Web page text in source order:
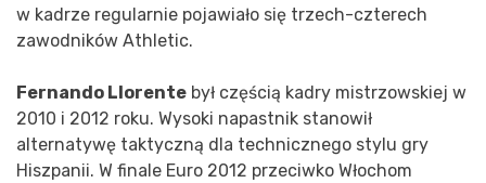
w kadrze regularnie pojawiało się trzech-czterech
zawodników Athletic.
Fernando Llorente był częścią kadry mistrzowskiej w
2010 i 2012 roku. Wysoki napastnik stanowił
alternatywę taktyczną dla technicznego stylu gry
Hiszpanii. W finale Euro 2012 przeciwko Włochom